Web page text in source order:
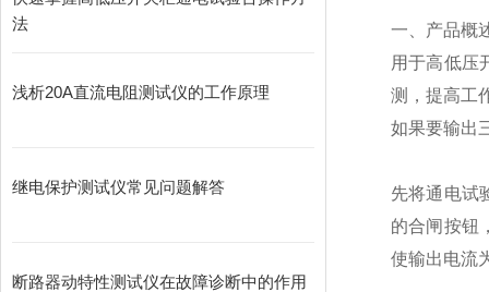
法
浅析20A直流电阻测试仪的工作原理
继电保护测试仪常见问题解答
断路器动特性测试仪在故障诊断中的作用
一、产品概
用于高低压
测，提高工
如果要输出
先将通电试
的合闸按钮
使输出电流